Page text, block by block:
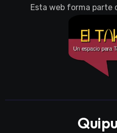
Esta web forma parte